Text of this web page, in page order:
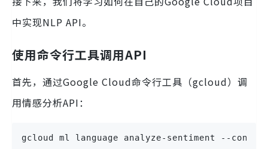
中实现NLP API。
使用命令行工具调用API
首先，通过Google Cloud命令行工具（gcloud）调
用情感分析API：
gcloud ml language analyze-sentiment --